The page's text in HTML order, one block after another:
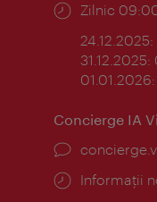
Program:
Zilnic
Concierge IA
Informații